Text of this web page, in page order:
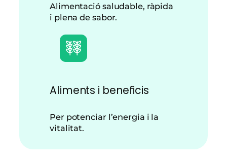
Alimentació saludable, ràpida
i plena de sabor.
Aliments i beneficis
Per potenciar l’energia i la
vitalitat.